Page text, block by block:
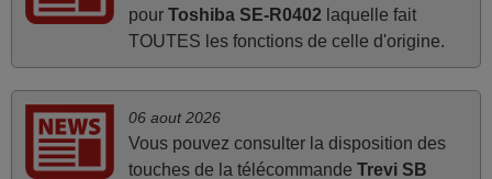
d'origine ne fonctionnait plus (probablement le LED à
changer), et que certains boutons sur le Combiné Radio-
K7-DVD étaient inopérants. Voilà de quoi donner une
seconde vie à mes deux Panasonic haut de gamme des
années 90
Alain,
pour Toshiba SE-R0402 laquelle fait
TOUTES les fonctions de celle d'origine.
06 aout 2026
Vous pouvez consulter la disposition des
touches de la télécommande Trevi SB